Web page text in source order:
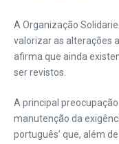
A Organização
valorizar as alterações
afirma que ainda
ser revistos.
A principal
manutenção da
português’ que, além